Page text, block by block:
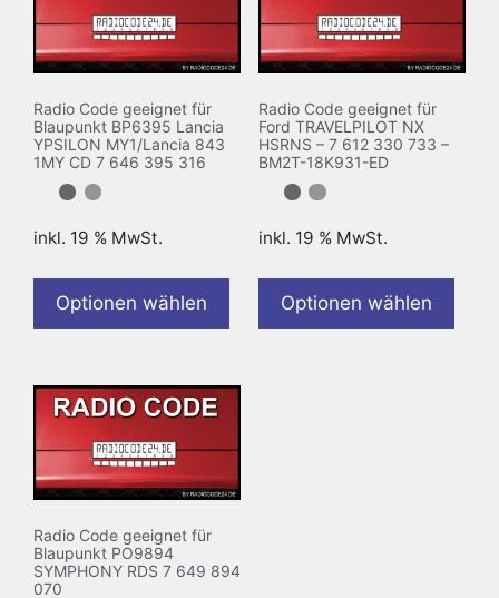
Radio Code geeignet für
Blaupunkt BP6395 Lancia
YPSILON MY1/Lancia 843
1MY CD 7 646 395 316
inkl. 19 % MwSt.
Optionen wählen
Radio Code geeignet für
Ford TRAVELPILOT NX
HSRNS – 7 612 330 733 –
BM2T-18K931-ED
inkl. 19 % MwSt.
Optionen wählen
Radio Code geeignet für
Blaupunkt PO9894
SYMPHONY RDS 7 649 894
070